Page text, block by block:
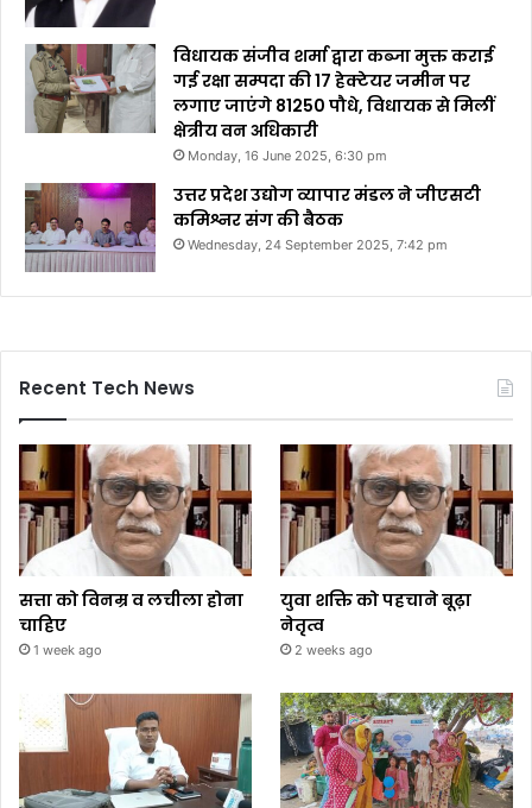
विधायक संजीव शर्मा द्वारा कब्जा मुक्त कराई
गई रक्षा सम्पदा की 17 हेक्टेयर जमीन पर
लगाए जाएंगे 81250 पौधे, विधायक से मिलीं
क्षेत्रीय वन अधिकारी
Monday, 16 June 2025, 6:30 pm
उत्तर प्रदेश उद्योग व्यापार मंडल ने जीएसटी
कमिश्नर संग की बैठक
Wednesday, 24 September 2025, 7:42 pm
Recent Tech News
सत्ता को विनम्र व लचीला होना
चाहिए
1 week ago
युवा शक्ति को पहचाने बूढ़ा
नेतृत्व
2 weeks ago